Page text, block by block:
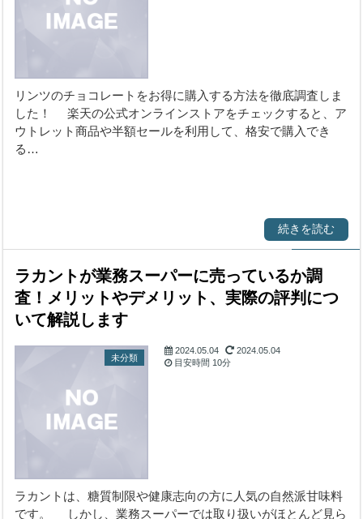
リンツのチョコレートをお得に購入する方法を徹底調査しま
した！ 楽天の公式オンラインストアをチェックすると、ア
ウトレット商品や半額セールを利用して、格安で購入でき
る…
続きを読む
ラカントが業務スーパーに売っているか調
査！メリットやデメリット、実際の評判につ
いて解説します
未分類
2024.05.04
2024.05.04
目安時間 10分
ラカントは、糖質制限や健康志向の方に人気の自然派甘味料
です。 しかし、業務スーパーでは取り扱いがほとんど見ら